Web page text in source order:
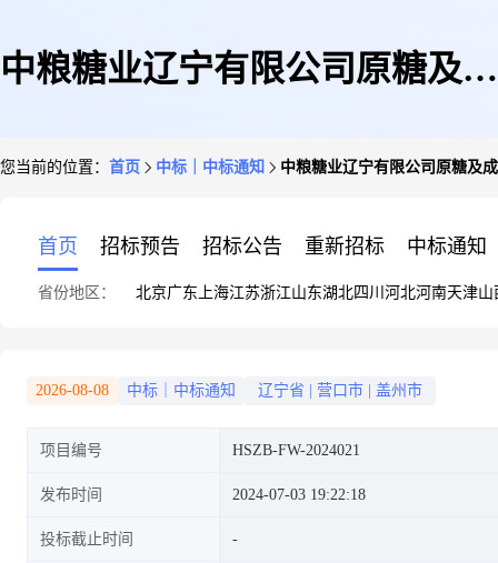
中粮糖业辽宁有限公司原糖及成
您当前的位置： 首页 中标｜中标通知 中粮糖业辽宁有限公司原糖及
首页 招标预告 招标公告 重新招标 中标通知
省份地区： 北京广东 上海江苏浙江山东湖北四川 河北河南天津山
2026-08-08 中标｜中标通知 辽宁省 营口市 盖州市
项目编号 HSZB-FW-2024021
发布时间 2024-07-03 19:22:18
投标截止时间